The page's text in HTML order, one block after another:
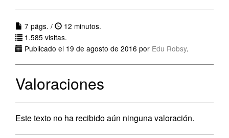
7 págs. /
12 minutos.
1.585 visitas.
Publicado el 19 de agosto de 2016 por Edu Robsy.
Valoraciones
Este texto no ha recibido aún ninguna valoración.